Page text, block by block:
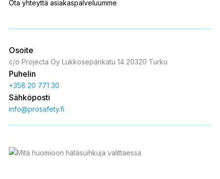
Ota yhteyttä asiakaspalveluumme
Osoite
c/o Projecta Oy Lukkosepänkatu 14 20320 Turku
Puhelin
+358 20 771 30
Sähköposti
info@prosafety.fi